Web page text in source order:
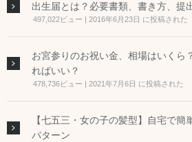
出生届とは？必要書類、書き方、提
497,022ビュー 2016年6月23日 に投稿された
お宮参りのお祝い金、相場はいくら
ればいい？
478,736ビュー 2021年7月6日 に投稿された
【七五三・女の子の髪型】自宅で
パターン